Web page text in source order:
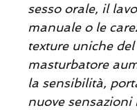
sesso orale, il
manuale o le
texture uniche del
masturbatore
la sensibilità,
nuove sensazioni